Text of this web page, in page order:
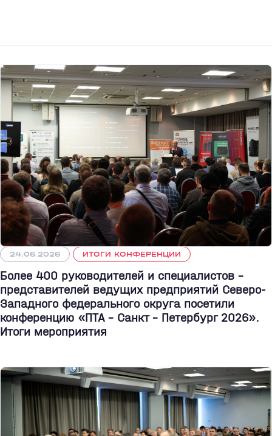
24.06.2026 ИТОГИ КОНФЕРЕНЦИИ
Более 400 руководителей и специалистов –
представителей ведущих предприятий Северо-
Западного федерального округа посетили
конференцию «ПТА – Санкт - Петербург 2026».
Итоги мероприятия